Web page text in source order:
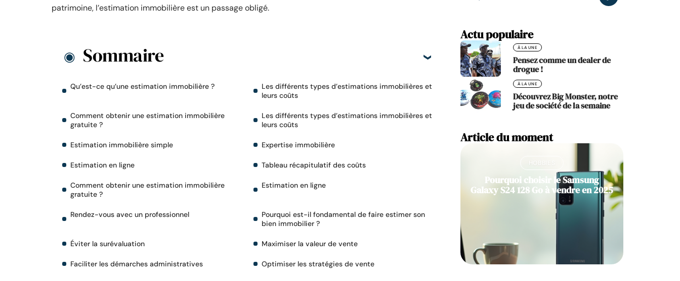
patrimoine, l’estimation immobilière est un passage obligé.
Sommaire
Qu’est-ce qu’une estimation immobilière ?
Les différents types d’estimations immobilières et
leurs coûts
Comment obtenir une estimation immobilière
gratuite ?
Les différents types d’estimations immobilières et
leurs coûts
Estimation immobilière simple Expertise immobilière
Estimation en ligne Tableau récapitulatif des coûts
Comment obtenir une estimation immobilière
gratuite ?
Estimation en ligne
Rendez-vous avec un professionnel
Pourquoi est-il fondamental de faire estimer son
bien immobilier ?
Éviter la surévaluation Maximiser la valeur de vente
Faciliter les démarches administratives Optimiser les stratégies de vente
Actu populaire
À LA UNE
Pensez comme un dealer de
drogue !
À LA UNE
Découvrez Big Monster, notre
jeu de société de la semaine
Article du moment
HOBBIES
Pourquoi choisir le Samsung
Galaxy S24 128 Go à vendre en 2025